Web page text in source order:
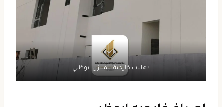
دهانات خارجية للمنازل ابوظبي